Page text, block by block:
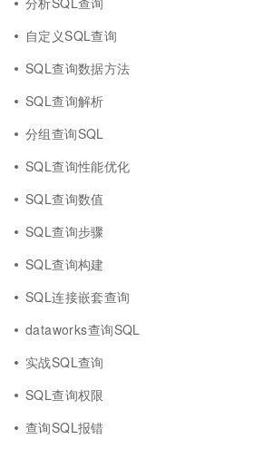
自定义SQL查询
SQL查询数据方法
SQL查询解析
分组查询SQL
SQL查询性能优化
SQL查询数值
SQL查询步骤
SQL查询构建
SQL连接嵌套查询
dataworks查询SQL
实战SQL查询
SQL查询权限
查询SQL报错